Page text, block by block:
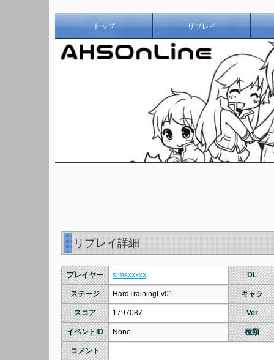
トップ リプレイ
リプレイ詳細
プレイヤー simsxxxxx DL
ステージ HardTrainingLv01 キャラ
スコア 1797087 Ver
イベントID None 種類
コメント